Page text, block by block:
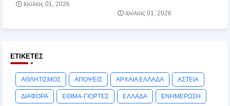
Ιούλιος 01, 2026
Ιούλιος 01, 2026
ΕΤΙΚΈΤΕΣ
ΑΘΛΗΤΙΣΜΟΣ ΑΠΟΨΕΙΣ ΑΡΧΑΙΑ ΕΛΛΑΔΑ ΑΣΤΕΙΑ
ΔΙΑΦΟΡΑ ΕΘΙΜΑ-ΓΙΟΡΤΕΣ ΕΛΛΑΔΑ ΕΝΗΜΕΡΩΣΗ